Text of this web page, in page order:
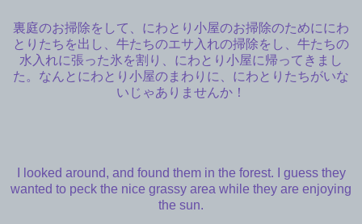
裏庭のお掃除をして、にわとり小屋のお掃除のためににわ
とりたちを出し、牛たちのエサ入れの掃除をし、牛たちの
水入れに張った氷を割り、にわとり小屋に帰ってきまし
た。なんとにわとり小屋のまわりに、にわとりたちがいな
いじゃありませんか！
I looked around, and found them in the forest. I guess they
wanted to peck the nice grassy area while they are enjoying
the sun.